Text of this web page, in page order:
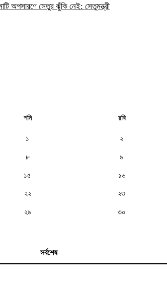
অপসারণে সেতুর ঝুঁকি নেই: সেতুমন্ত্রী
শনি রবি
১ ২
৮ ৯
১৫ ১৬
২২ ২৩
২৯ ৩০
সর্বশেষ